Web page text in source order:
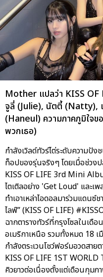
Mother แปลว่า KISS OF
จูลี่ (Julie), นัตตี้ (Natty),
(Haneul) ความภาคภูมิใจ
พวกเธอ)
กำลังเวิลด์ทัวร์ไต่ระดับความปั
ท็อปของรุ่นจริงๆ โดยเมื่อช่วง
KISS OF LIFE 3rd Mini
ไตเติลอย่าง 'Get Loud' และ
ทำเอาเหล่าไอดอลมาร่วมแดน
ไลฟ์” (KISS OF LIFE)
ฉากตารางทัวร์ที่กรุงโซลในเดื
อเมริกาเหนือ รวมทั้งหมด 18
กำลังตระเวนโชว์ฟอร์มอวดสา
KISS OF LIFE 1ST
คิวยาวต่อเนื่องตั้งแต่เดือนกุม